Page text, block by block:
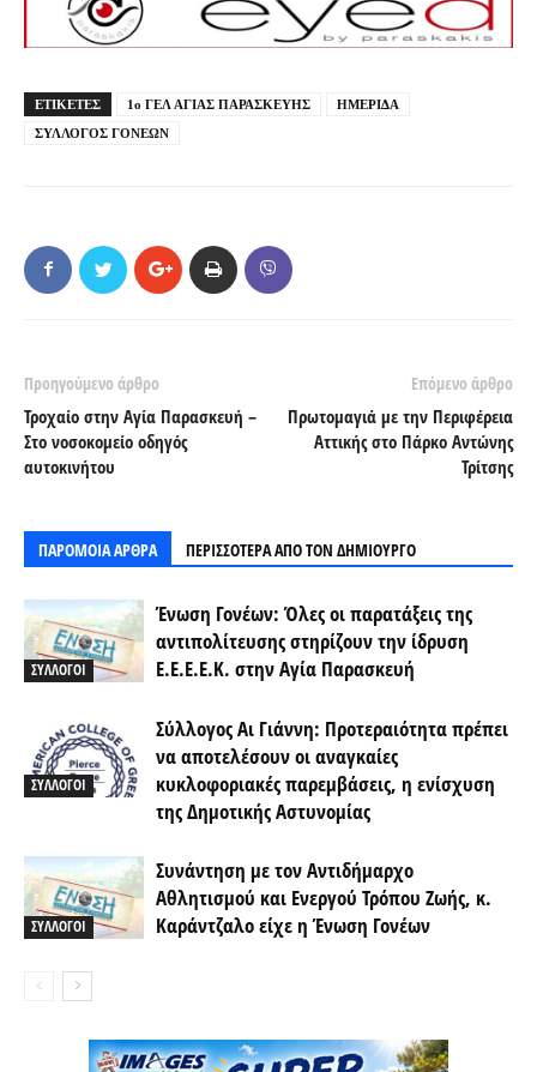
ΕΤΙΚΕΤΕΣ 1ο ΓΕΛ ΑΓΙΑΣ ΠΑΡΑΣΚΕΥΗΣ
ΗΜΕΡΙΔΑ
ΣΥΛΛΟΓΟΣ ΓΟΝΕΩΝ
Προηγούμενο άρθρο
Τροχαίο στην Αγία Παρασκευή –
Στο νοσοκομείο οδηγός
αυτοκινήτου
Επόμενο άρθρο
Πρωτομαγιά με την Περιφέρεια
Αττικής στο Πάρκο Αντώνης
Τρίτσης
ΠΑΡΟΜΟΙΑ ΑΡΘΡΑ ΠΕΡΙΣΣΟΤΕΡΑ ΑΠΟ ΤΟΝ ΔΗΜΙΟΥΡΓΟ
ΣΥΛΛΟΓΟΙ
Ένωση Γονέων: Όλες οι παρατάξεις της
αντιπολίτευσης στηρίζουν την ίδρυση
Ε.Ε.Ε.Ε.Κ. στην Αγία Παρασκευή
ΣΥΛΛΟΓΟΙ
Σύλλογος Αι Γιάννη: Προτεραιότητα πρέπει
να αποτελέσουν οι αναγκαίες
κυκλοφοριακές παρεμβάσεις, η ενίσχυση
της Δημοτικής Αστυνομίας
ΣΥΛΛΟΓΟΙ
Συνάντηση με τον Αντιδήμαρχο
Αθλητισμού και Ενεργού Τρόπου Ζωής, κ.
Καράντζαλο είχε η Ένωση Γονέων